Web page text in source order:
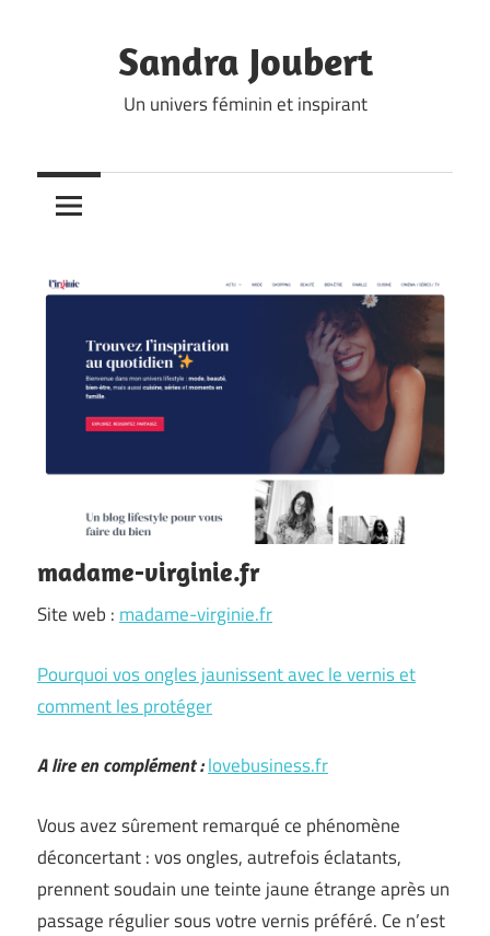
Sandra Joubert
Un univers féminin et inspirant
madame-virginie.fr
Site web : madame-virginie.fr
Pourquoi vos ongles jaunissent avec le vernis et
comment les protéger
A lire en complément :lovebusiness.fr
Vous avez sûrement remarqué ce phénomène
déconcertant : vos ongles, autrefois éclatants,
prennent soudain une teinte jaune étrange après un
passage régulier sous votre vernis préféré. Ce n’est